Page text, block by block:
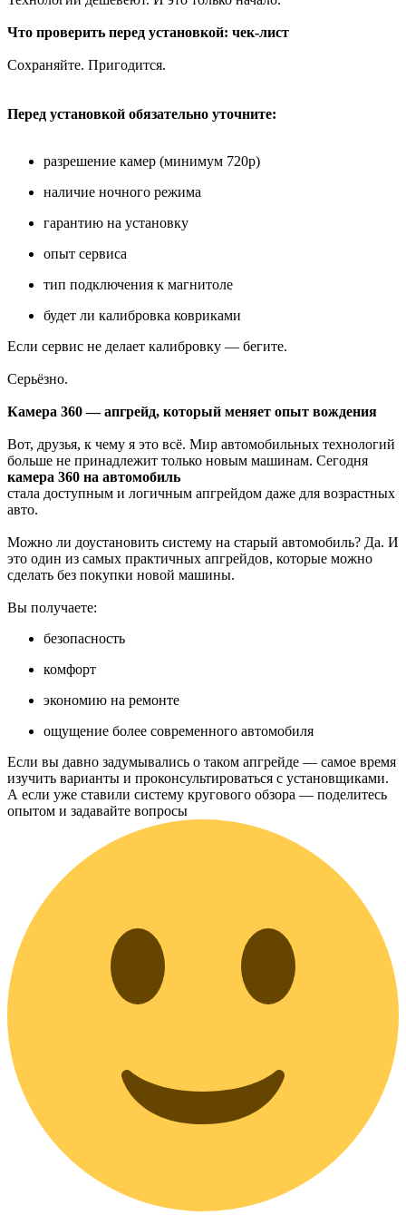
Что проверить перед установкой: чек-лист
Сохраняйте. Пригодится.
Перед установкой обязательно уточните:
разрешение камер (минимум 720p)
наличие ночного режима
гарантию на установку
опыт сервиса
тип подключения к магнитоле
будет ли калибровка ковриками
Если сервис не делает калибровку — бегите.
Серьёзно.
Камера 360 — апгрейд, который меняет опыт вождения
Вот, друзья, к чему я это всё. Мир автомобильных технологий
больше не принадлежит только новым машинам. Сегодня
камера 360 на автомобиль
стала доступным и логичным апгрейдом даже для возрастных
авто.
Можно ли доустановить систему на старый автомобиль? Да. И
это один из самых практичных апгрейдов, которые можно
сделать без покупки новой машины.
Вы получаете:
безопасность
комфорт
экономию на ремонте
ощущение более современного автомобиля
Если вы давно задумывались о таком апгрейде — самое время
изучить варианты и проконсультироваться с установщиками.
А если уже ставили систему кругового обзора — поделитесь
опытом и задавайте вопросы